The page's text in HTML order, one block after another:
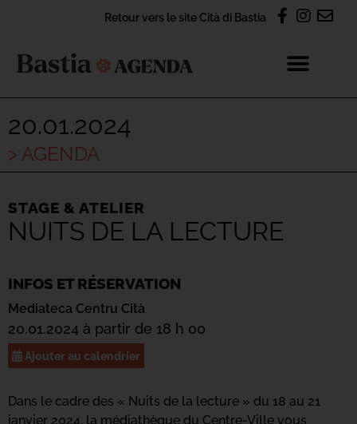
Retour vers le site Cità di Bastia
20.01.2024
> AGENDA
STAGE & ATELIER
NUITS DE LA LECTURE
INFOS ET RÉSERVATION
Mediateca Centru Cità
20.01.2024 à partir de 18 h 00
Ajouter au calendrier
Dans le cadre des « Nuits de la lecture » du 18 au 21
janvier 2024, la médiathèque du Centre-Ville vous